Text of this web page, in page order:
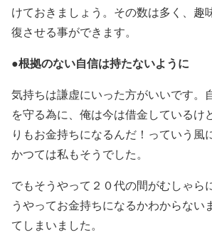
けておきましょう。その数は多く、趣
復させる事ができます。
●根拠のない自信は持たないように
気持ちは謙虚にいった方がいいです。
を守る為に、俺は今は借金しているけど
りもお金持ちになるんだ！っていう風
かつては私もそうでした。
でもそうやって２０代の間がむしゃら
うやってお金持ちになるかわからない
てしまいました。